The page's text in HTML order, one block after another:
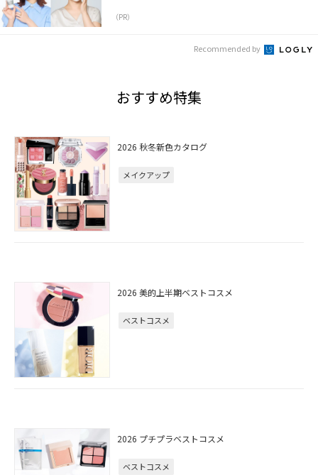
（PR）
Recommended by
おすすめ特集
2026 秋冬新色カタログ
メイクアップ
2026 美的上半期ベストコスメ
ベストコスメ
2026 プチプラベストコスメ
ベストコスメ